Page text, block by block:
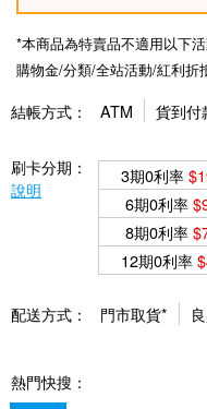
*本商品為特賣品不適用以下
購物金/分類/全站活動/紅利折
結帳方式： ATM 貨到付
刷卡分期：
說明
3期0利率
6期0利率
8期0利率
12期0利率
配送方式： 門市取貨*
熱門快搜：